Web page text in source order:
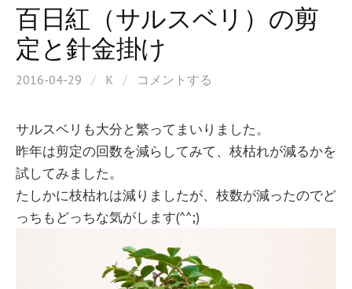
百日紅（サルスベリ）の剪
定と針金掛け
2016-04-29 / K / コメントする
サルスベリも大分と繁ってまいりました。
昨年は剪定の回数を減らしてみて、枝枯れが減るかを
試してみました。
たしかに枝枯れは減りましたが、枝数が減ったのでど
っちもどっちな気がします(^^;)